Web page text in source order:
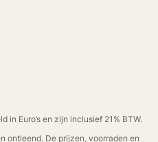
in Euro’s en zijn inclusief 21% BTW.
ontleend. De prijzen, voorraden en